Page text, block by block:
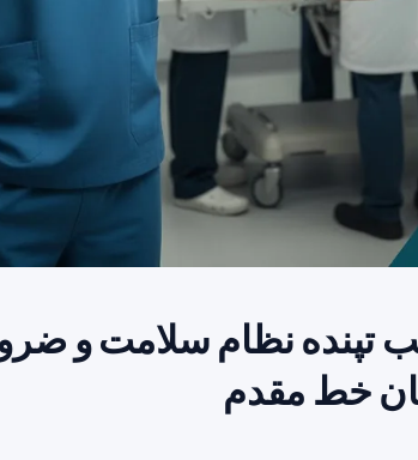
تپنده نظام سلامت و
خط مقدم